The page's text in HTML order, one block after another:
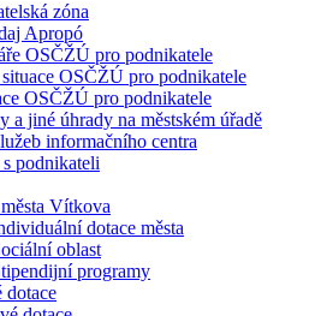
zóna
Apropó
OSČŽÚ pro podnikatele
OSČŽÚ pro podnikatele
OSČŽÚ pro podnikatele
a jiné úhrady na městském úřadě
informačního centra
s podnikateli
Vítkova
dotace města
oblast
programy
dotace